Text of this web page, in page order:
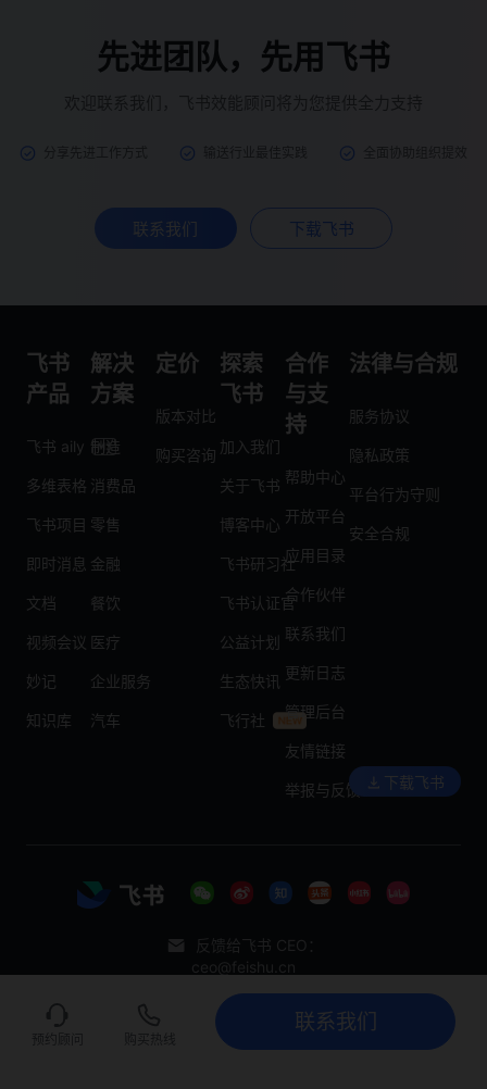
先进团队，先用飞书
联系我们 下载飞书
飞书
产品
飞书 aily
多维表格
飞书项目
即时消息
文档
视频会议
妙记
知识库
解决
方案
制造
消费品
零售
金融
餐饮
医疗
企业服务
汽车
定价
版本对比
购买咨询
探索
飞书
加入我们
关于飞书
博客中心
飞书研习社
飞书认证官
公益计划
生态快讯
飞行社
合作
与支
持
帮助中心
开放平台
应用目录
合作伙伴
联系我们
更新日志
管理后台
友情链接
举报与反馈
法律与合规
服务协议
隐私政策
平台行为守则
安全合规
下载飞书
反馈给飞书 CEO：
ceo@feishu.cn
更改地区-undefined
联系我们
预约顾问 购买热线
联系我们